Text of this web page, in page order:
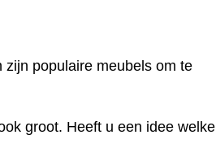
populaire meubels om te
groot. Heeft u een idee welke